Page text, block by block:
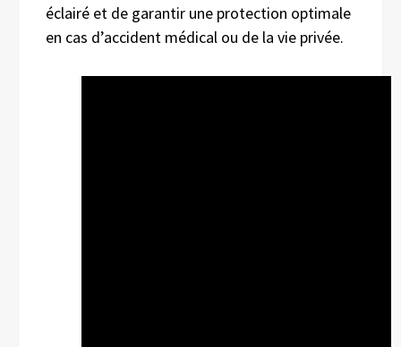
éclairé et de garantir une protection optimale
en cas d’accident médical ou de la vie privée.